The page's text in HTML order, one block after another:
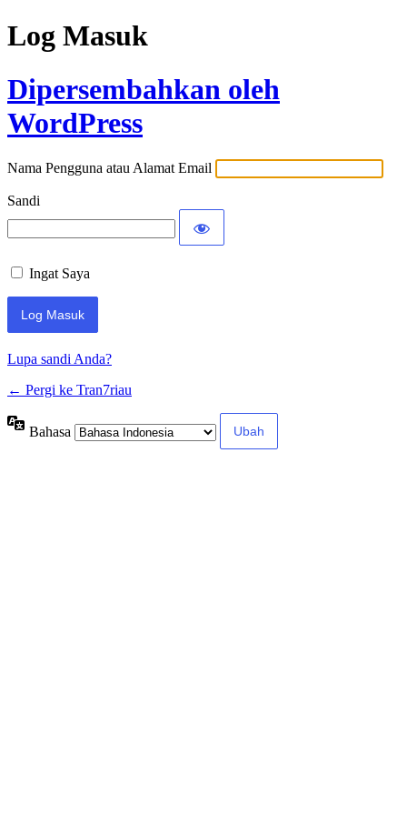
Log Masuk
Dipersembahkan oleh
WordPress
Nama Pengguna atau Alamat Email
Sandi
Ingat Saya
Lupa sandi Anda?
← Pergi ke Tran7riau
Bahasa